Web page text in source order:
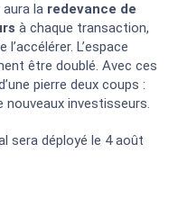
la redevance de
à chaque transaction,
L’espace
être doublé. Avec ces
pierre deux coups :
investisseurs.
sera déployé le 4 août